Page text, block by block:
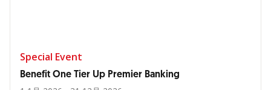
Special Event
Benefit One Tier Up Premier Banking